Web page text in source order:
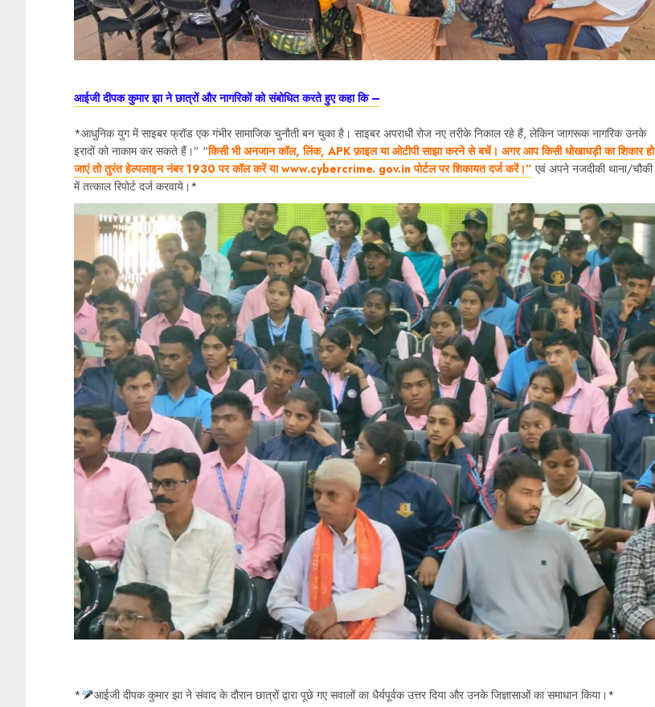
आईजी दीपक कुमार झा ने छात्रों और नागरिकों को संबोधित करते हुए कहा कि –
*आधुनिक युग में साइबर फ्रॉड एक गंभीर सामाजिक चुनौती बन चुका है। साइबर अपराधी रोज नए तरीके निकाल रहे हैं, लेकिन जागरूक नागरिक उनके
इरादों को नाकाम कर सकते हैं।” “किसी भी अनजान कॉल, लिंक, APK फ़ाइल या ओटीपी साझा करने से बचें। अगर आप किसी धोखाधड़ी का शिकार हो
जाएं तो तुरंत हेल्पलाइन नंबर 1930 पर कॉल करें या www.cybercrime. gov.in पोर्टल पर शिकायत दर्ज करें।” एवं अपने नजदीकी थाना/चौकी
में तत्काल रिपोर्ट दर्ज करवाये।*
* आईजी दीपक कुमार झा ने संवाद के दौरान छात्रों द्वारा पूछे गए सवालों का धैर्यपूर्वक उत्तर दिया और उनके जिज्ञासाओं का समाधान किया।*